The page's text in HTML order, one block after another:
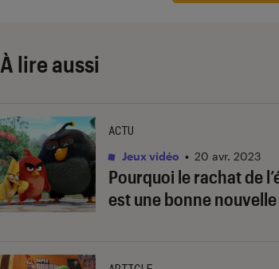
À lire aussi
Pourquoi le rachat de
est une bonne nouvelle
ACTU
Jeux vidéo • 20 avr. 2023